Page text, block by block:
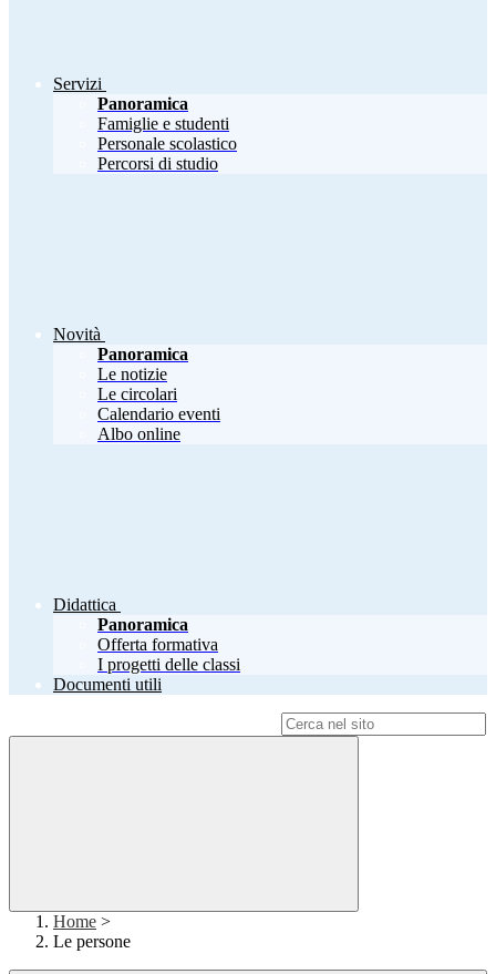
Servizi
Panoramica
Famiglie e studenti
Personale scolastico
Percorsi di studio
Novità
Panoramica
Le notizie
Le circolari
Calendario eventi
Albo online
Didattica
Panoramica
Offerta formativa
I progetti delle classi
Documenti utili
Home >
Le persone